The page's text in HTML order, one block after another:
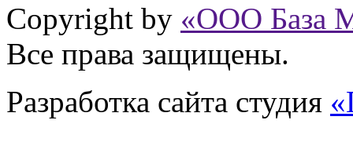
Copyright by «ООО База
Все права защищены.
Разработка сайта студия